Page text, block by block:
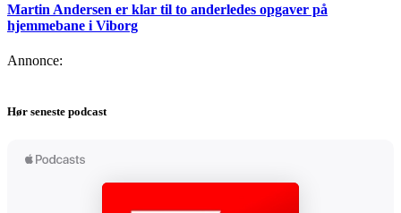
Martin Andersen er klar til to anderledes opgaver på
hjemmebane i Viborg
Annonce:
Hør seneste podcast